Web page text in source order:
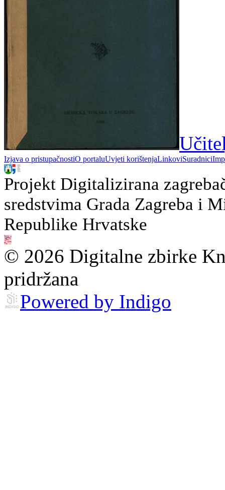
Izjava o pristupačnostiO portaluUvjeti korištenjaLinkoviSuradnici
Projekt Digitalizirana
sredstvima Grada Zagreba i
Republike Hrvatske
© 2026 Digitalne zbirke
pridržana
Powered by Indigo